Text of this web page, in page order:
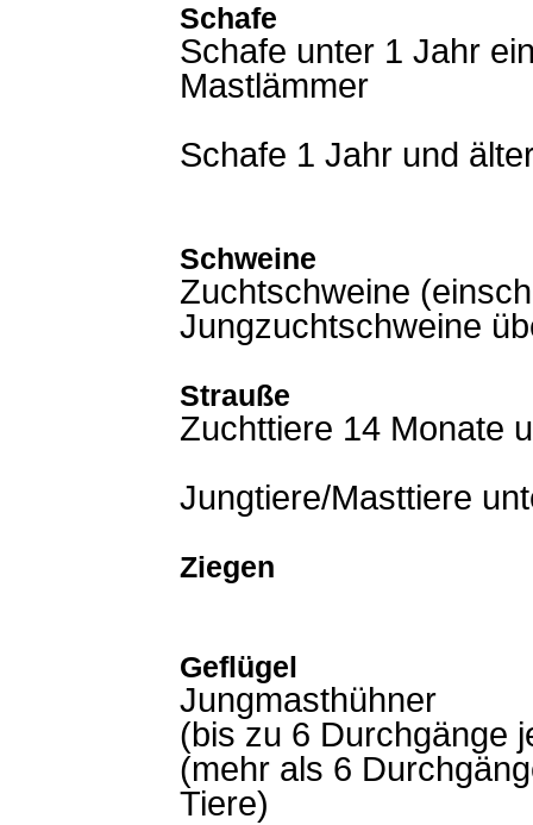
Schafe
Schafe unter 1 Jahr
Mastlämmer
Schafe 1 Jahr und
Schweine
Zuchtschweine
Jungzuchtschweine
Strauße
Zuchttiere 14 Monate
Jungtiere/Masttiere
Ziegen
Geflügel
Jungmasthühner
(bis zu 6 Durchgänge
(mehr als 6
Tiere)